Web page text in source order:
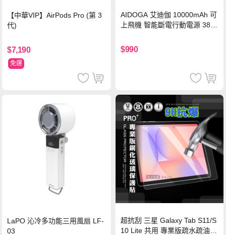
【中華VIP】AirPods Pro (第 3
代)
$7,190
免運
AIDOGA 艾迪伽 10000mAh 可
上飛機 智能斷電行動電源 38.5
灣BSMI/中國CCC/歐美CE/FCC
認證
$990
LaPO 沁冷多功能三用風扇 LF-
03
超抗刮 三星 Galaxy Tab S11/S
10 Lite 共用 專業版疏水疏油9